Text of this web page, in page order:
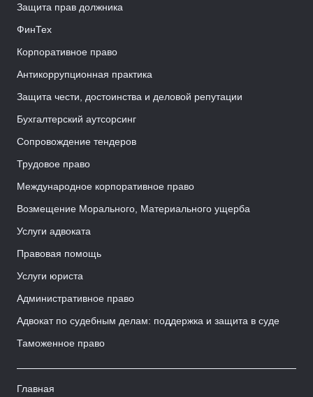
Защита прав должника
ФинТех
Корпоративное право
Антикоррупционная практика
Защита чести, достоинства и деловой репутации
Бухгалтерский аутсорсинг
Сопровождение тендеров
Трудовое право
Международное корпоративное право
Возмещение Морального, Материального ущерба
Услуги адвоката
Правовая помощь
Услуги юриста
Административное право
Адвокат по судебным делам: поддержка и защита в суде
Таможенное право
Главная